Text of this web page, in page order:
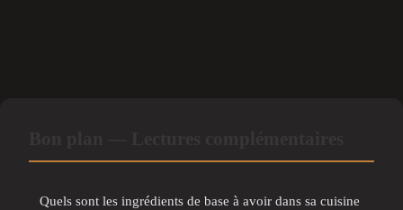
Quels sont les ingrédients de base à avoir dans sa cuisine